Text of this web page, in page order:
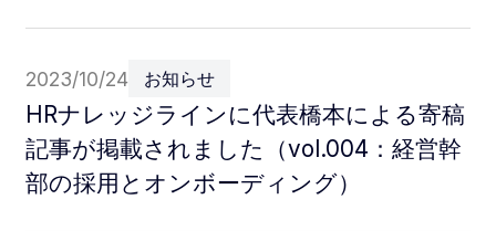
2023/10/24 お知らせ
HRナレッジラインに代表橋本による寄稿
記事が掲載されました（vol.004：経営幹
部の採用とオンボーディング）